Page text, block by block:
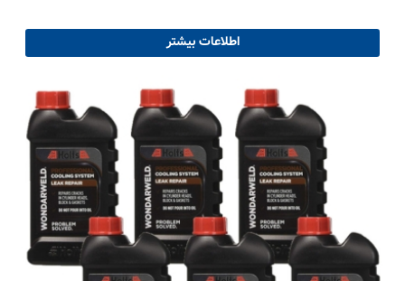
اطلاعات بیشتر